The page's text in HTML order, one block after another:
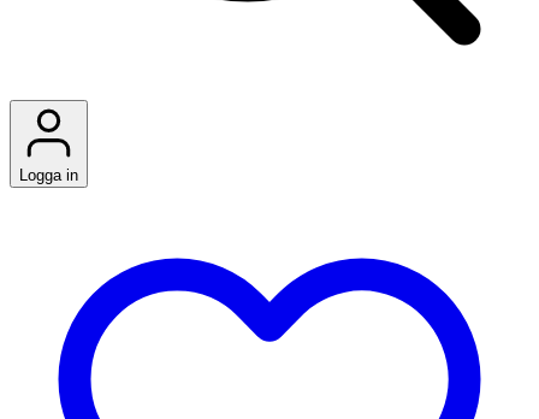
Logga in